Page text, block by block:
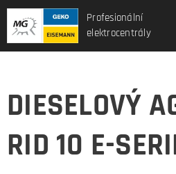
Profesionální
elektrocentrály
DIESELOVÝ
RID 10 E-